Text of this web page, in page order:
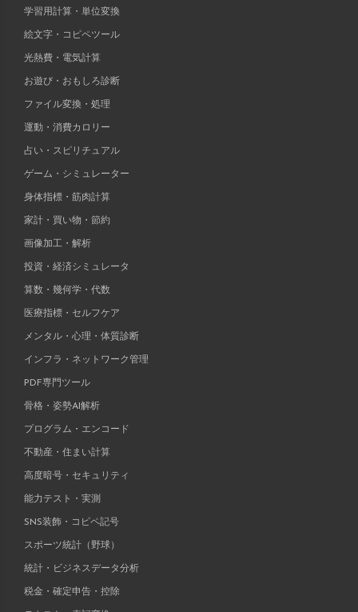
学習用計算・単位変換
絵文字・コピペツール
光熱費・電気計算
お遊び・おもしろ診断
ファイル変換・処理
運動・消費カロリー
占い・スピリチュアル
ゲーム・シミュレーター
身体指標・筋肉計算
家計・買い物・節約
画像加工・解析
投資・経済シミュレータ
算数・幾何学・代数
医療指標・セルフケア
メンタル・心理・体質診断
インフラ・ネットワーク管理
PDF専門ツール
骨格・姿勢AI解析
プログラム・エンコード
不動産・住まい計算
高度暗号・セキュリティ
能力テスト・実測
SNS装飾・コピペ記号
スポーツ統計（野球）
統計・ビジネスデータ分析
税金・確定申告・控除